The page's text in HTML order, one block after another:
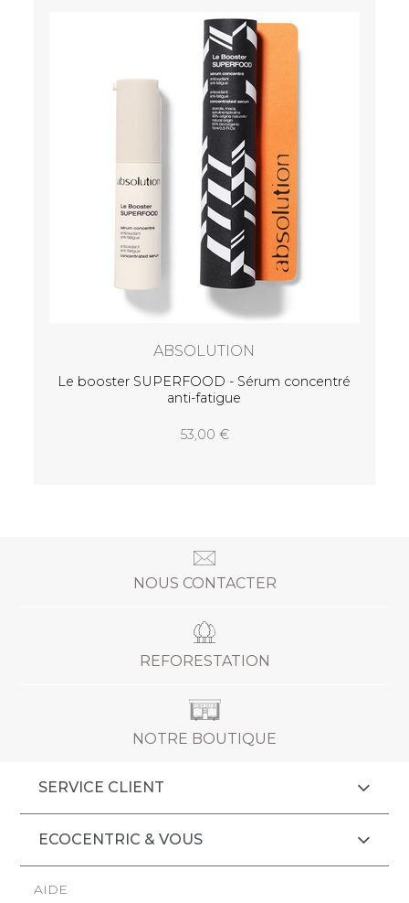
ABSOLUTION
Le booster SUPERFOOD - Sérum concentré
anti-fatigue
53,00
NOUS CONTACTER
REFORESTATION
NOTRE BOUTIQUE
SERVICE CLIENT
ECOCENTRIC & VOUS
AIDE